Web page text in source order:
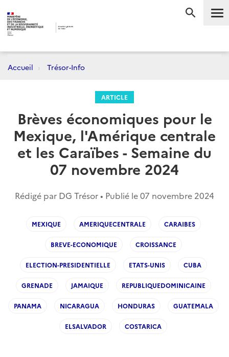
Accueil Trésor-Info
ARTICLE
Brèves économiques pour le
Mexique, l'Amérique centrale
et les Caraïbes - Semaine du
07 novembre 2024
Rédigé par DG Trésor • Publié le07 novembre 2024
MEXIQUE AMERIQUECENTRALE CARAIBES
BREVE-ECONOMIQUE CROISSANCE
ELECTION-PRESIDENTIELLE ETATS-UNIS CUBA
GRENADE JAMAIQUE REPUBLIQUEDOMINICAINE
PANAMA NICARAGUA HONDURAS GUATEMALA
ELSALVADOR COSTARICA